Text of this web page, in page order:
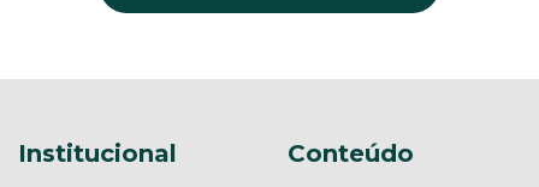
Institucional Conteúdo